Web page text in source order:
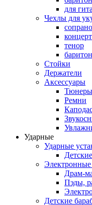
для
Чехлы для
сопрано
концерт
тенор
баритон
Стойки
Держатели
Аксессуары
Тюнеры
Ремни
Ударные
Ударные
Драм-
Пэды,
Детские